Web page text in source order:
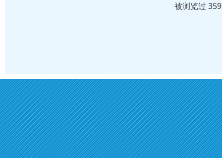
被浏览过